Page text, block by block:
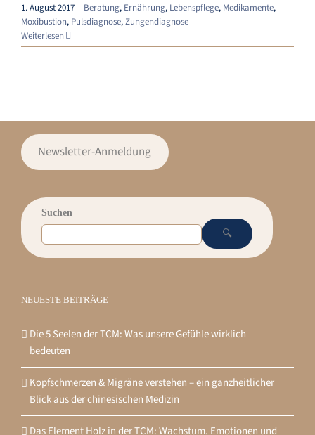
1. August 2017 | Beratung, Ernährung, Lebenspflege, Medikamente,
Moxibustion, Pulsdiagnose,Zungendiagnose
Weiterlesen
Newsletter-Anmeldung
Suchen
🔍
NEUESTE BEITRÄGE
Die 5 Seelen der TCM: Was unsere Gefühle wirklich
bedeuten
Kopfschmerzen & Migräne verstehen – ein ganzheitlicher
Blick aus der chinesischen Medizin
Das Element Holz in der TCM: Wachstum, Emotionen und